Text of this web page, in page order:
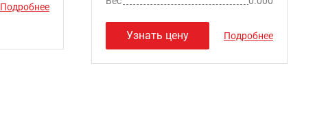
Подробнее
Узнать цену Подробнее